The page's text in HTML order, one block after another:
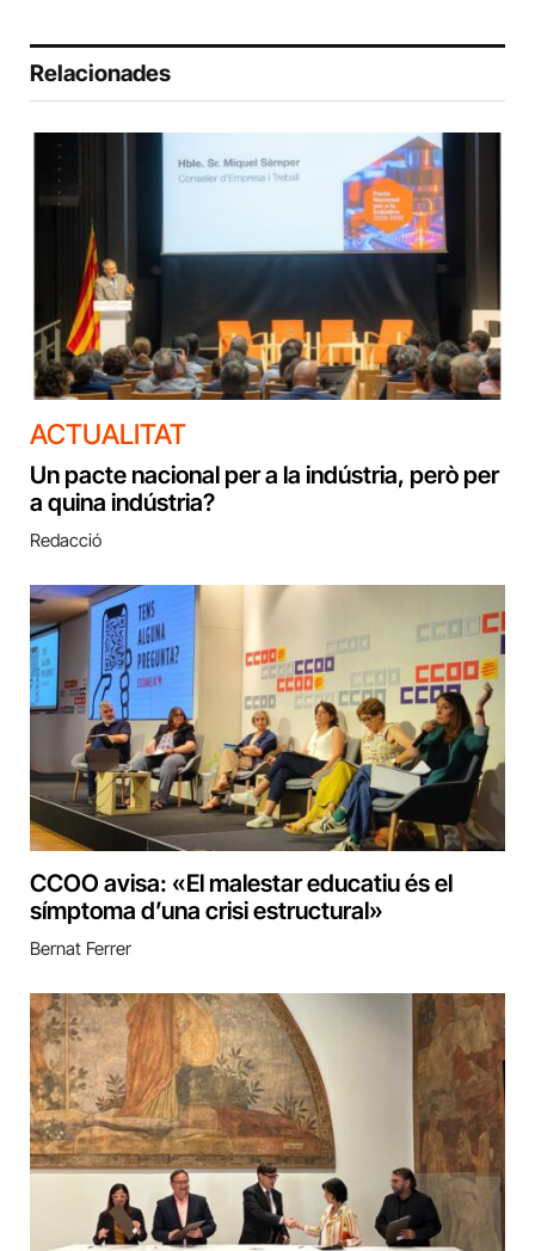
Relacionades
ACTUALITAT
Un pacte nacional per a la indústria, però per
a quina indústria?
Redacció
CCOO avisa: «El malestar educatiu és el
símptoma d’una crisi estructural»
Bernat Ferrer